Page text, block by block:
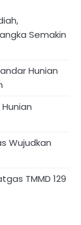
Semakin
Hunian
Wujudkan
TMMD 129